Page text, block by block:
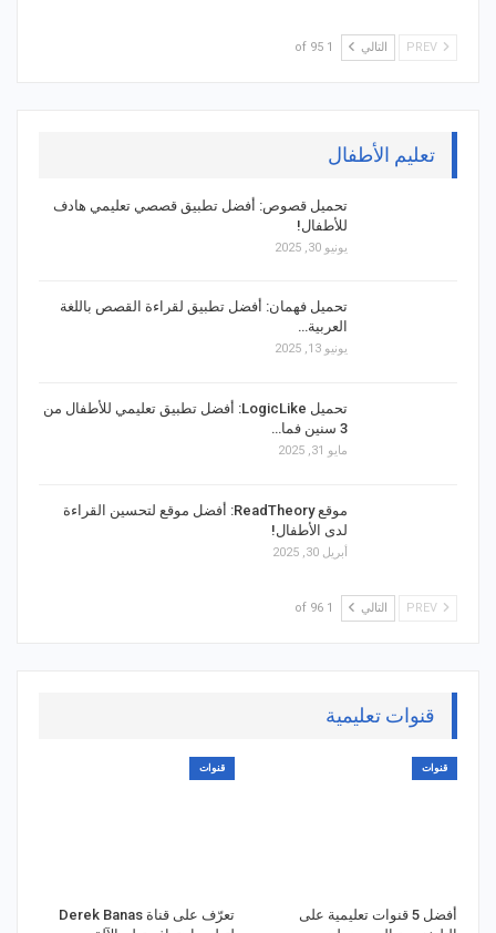
التالي 1 of 95
تعليم الأطفال
تحميل قصوص: أفضل تطبيق قصصي تعليمي هادف
للأطفال!
يونيو 30, 2025
تحميل فهمان: أفضل تطبيق لقراءة القصص باللغة
العربية…
يونيو 13, 2025
تحميل LogicLike: أفضل تطبيق تعليمي للأطفال من
3 سنين فما…
مايو 31, 2025
موقع ReadTheory: أفضل موقع لتحسين القراءة
لدى الأطفال!
أبريل 30, 2025
التالي 1 of 96
قنوات تعليمية
قنوات
أفضل 5 قنوات تعليمية على
قنوات
تعرّف على قناة Derek Banas